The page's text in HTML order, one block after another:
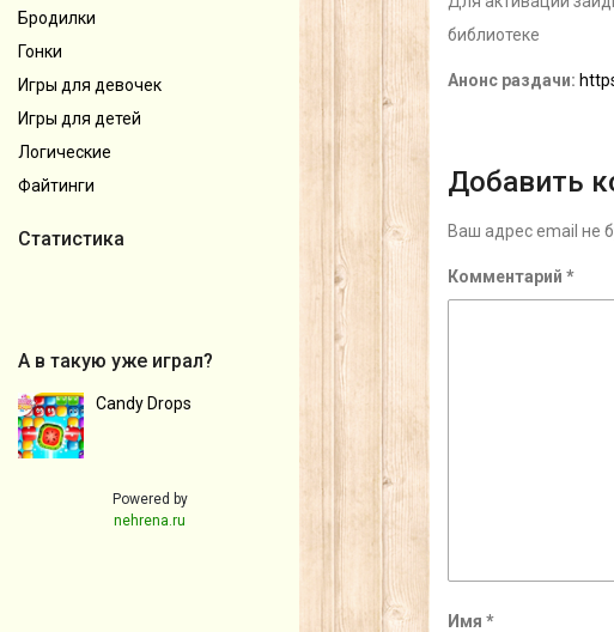
Бродилки
Гонки
Игры для девочек
Игры для детей
Логические
Файтинги
Статистика
А в такую уже играл?
Candy Drops
Powered by
nehrena.ru
библиотеке
Анонс раздачи:
Добавить
Ваш адрес email не
Комментарий*
Имя*